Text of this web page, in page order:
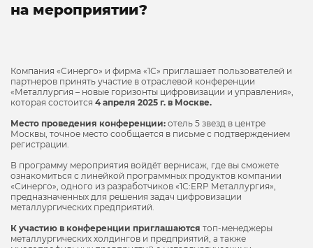
на мероприятии?
Компания «Синерго» и фирма «1С» приглашает пользователей и
партнеров принять участие в отраслевой конференции
«Металлургия – новые горизонты цифровизации и управления»,
которая состоится 4 апреля 2025 г. в Москве.
Место проведения конференции: отель 5 звезд в центре
Москвы, точное место сообщается в письме с подтверждением
регистрации.
В программу мероприятия войдёт вернисаж, где вы сможете
ознакомиться с линейкой программных продуктов компании
«Синерго», одного из разработчиков «1С:ERP Металлургия»,
предназначенных для решения задач цифровизации
металлургических предприятий.
К участию в конференции приглашаются топ-менеджеры
металлургических холдингов и предприятий, а также